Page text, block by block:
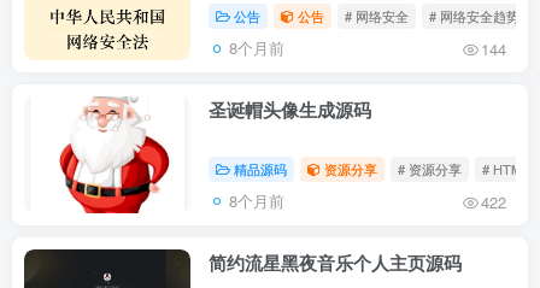
公告 公告 # 网络安全 # 网络安全趋势
8个月前 144
圣诞帽头像生成源码
精品源码 资源分享 # 资源分享 # HTML
8个月前 422
简约流星黑夜音乐个人主页源码